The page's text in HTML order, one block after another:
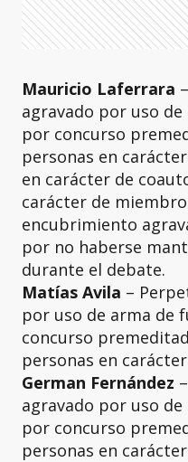
Mauricio Laferrara
agravado por uso
por concurso
personas en
en carácter de
carácter de
encubrimiento
por no haberse
durante el debate.
Matías Avila –
por uso de arma de
concurso
personas en
German Fernández
agravado por uso
por concurso
personas en